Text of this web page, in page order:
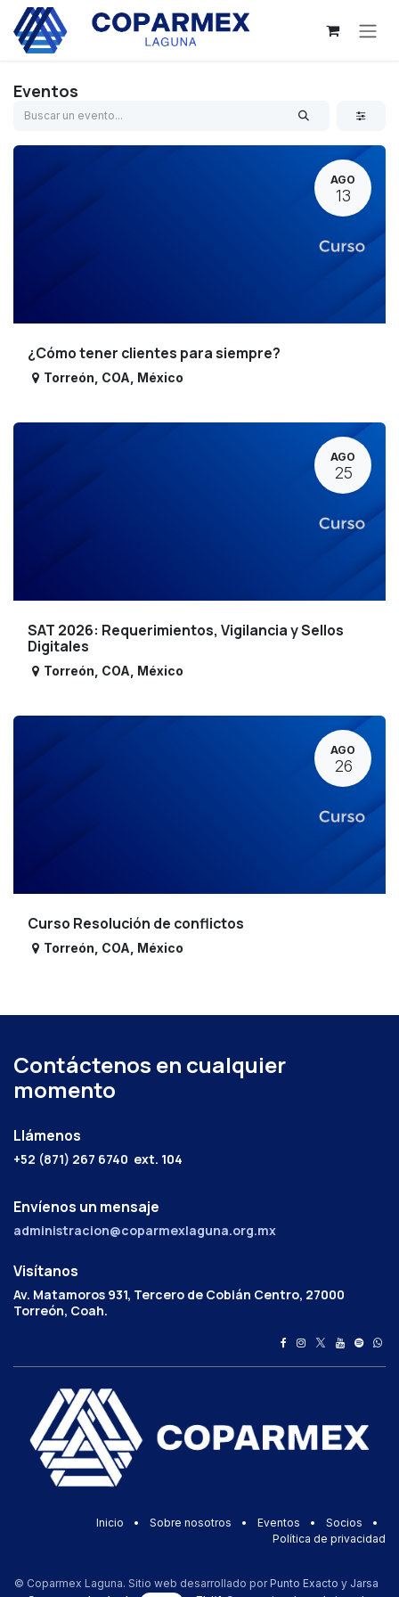
Ir al contenido
Eventos
AGO
13
¿Cómo tener clientes para siempre?
Torreón COA México
AGO
25
SAT 2026: Requerimientos, Vigilancia y Sellos
Digitales
Torreón COA México
AGO
26
Curso Resolución de conflictos
Torreón COA México
Contáctenos en cualquier
momento
Llámenos
+52 (871) 267 6740 ext. 104
Envíenos un mensaje
administracion@coparmexlaguna.org.mx
Visítanos
Av. Matamoros 931, Tercero de Cobián Centro, 27000
Torreón, Coah.
Inicio • Sobre nosotros • Eventos • Socios
•
Política de privacidad
© Coparmex Laguna. Sitio web desarrollado por Punto Exacto y Jarsa